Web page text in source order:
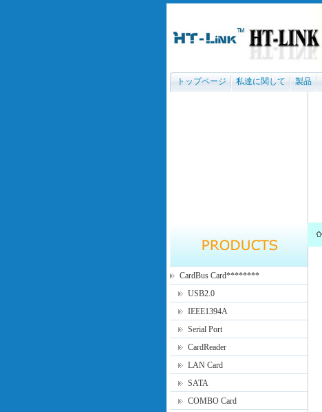
トップページ 私達に関して 製品
CardBus Card********
USB2.0
IEEE1394A
Serial Port
CardReader
LAN Card
SATA
COMBO Card